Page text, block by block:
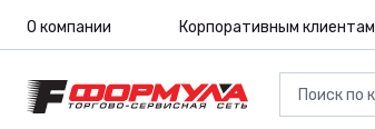
О компании Корпоративным клиентам